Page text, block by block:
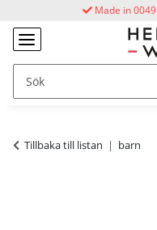
Made in 0049
Tillbaka till listan barn